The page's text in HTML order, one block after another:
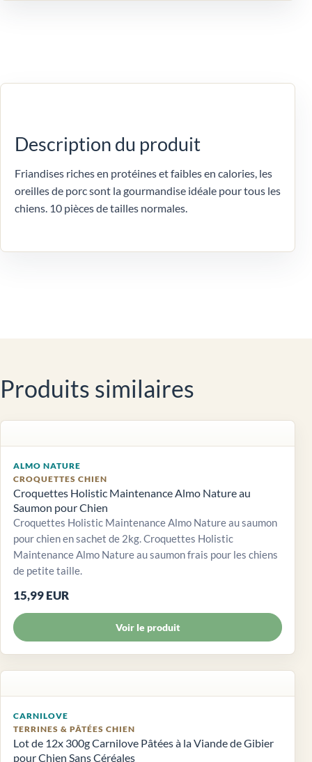
Description du produit
Friandises riches en protéines et faibles en calories, les
oreilles de porc sont la gourmandise idéale pour tous les
chiens. 10 pièces de tailles normales.
Produits similaires
ALMO NATURE
CROQUETTES CHIEN
Croquettes Holistic Maintenance Almo Nature au
Saumon pour Chien
Croquettes Holistic Maintenance Almo Nature au saumon
pour chien en sachet de 2kg. Croquettes Holistic
Maintenance Almo Nature au saumon frais pour les chiens
de petite taille.
15,99 EUR
Voir le produit
CARNILOVE
TERRINES & PÂTÉES CHIEN
Lot de 12x 300g Carnilove Pâtées à la Viande de Gibier
pour Chien Sans Céréales